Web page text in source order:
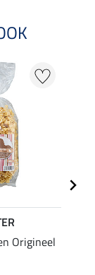
Origineel